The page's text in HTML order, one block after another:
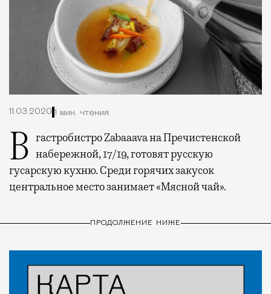
11.03.2020 1 мин. чтения
В гастробистро Zabaaava на Пречистенской набережной, 17/19, готовят русскую
гусарскую кухню. Среди горячих закусок
центральное место занимает «Мясной чай».
ПРОДОЛЖЕНИЕ НИЖЕ